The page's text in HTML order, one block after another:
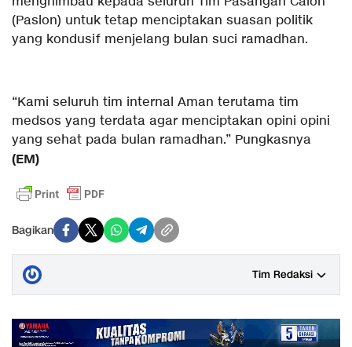
(Paslon) untuk tetap menciptakan suasan politik
yang kondusif menjelang bulan suci ramadhan.
“Kami seluruh tim internal Aman terutama tim
medsos yang terdata agar menciptakan opini opini
yang sehat pada bulan ramadhan.” Pungkasnya
(EM)
Bagikan
Tim Redaksi